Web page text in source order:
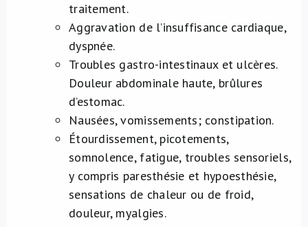
traitement.
Aggravation de l’insuffisance cardiaque,
dyspnée.
Troubles gastro-intestinaux et ulcères.
Douleur abdominale haute, brûlures
d’estomac.
Nausées, vomissements; constipation.
Étourdissement, picotements,
somnolence, fatigue, troubles sensoriels,
y compris paresthésie et hypoesthésie,
sensations de chaleur ou de froid,
douleur, myalgies.